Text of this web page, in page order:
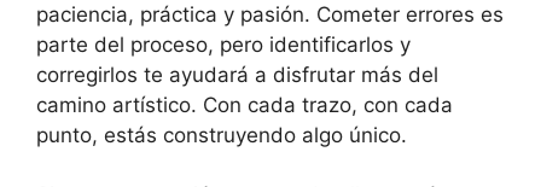
paciencia, práctica y pasión. Cometer errores es
parte del proceso, pero identificarlos y
corregirlos te ayudará a disfrutar más del
camino artístico. Con cada trazo, con cada
punto, estás construyendo algo único.